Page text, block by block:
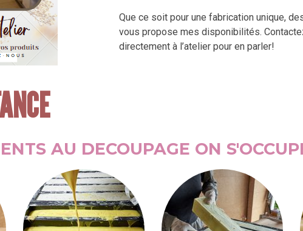
Que ce soit pour une fabrication unique,
vous propose mes disponibilités.
directement à l’atelier pour en parler!
AU DECOUPAGE ON